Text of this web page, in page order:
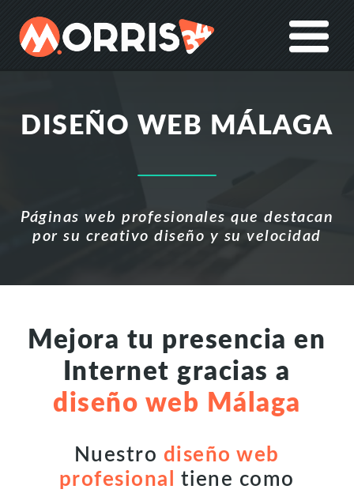
DISEÑO WEB MÁLAGA
Páginas web profesionales que destacan
por su creativo diseño y su velocidad
Mejora tu presencia en
Internet gracias a
diseño web Málaga
Nuestro diseño web
profesional
tiene como